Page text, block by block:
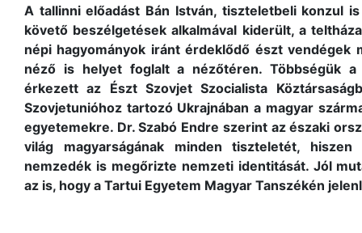
A tallinni előadást Bán István, tiszteletbeli konzul
követő beszélgetések alkalmával kiderült, a
népi hagyományok iránt érdeklődő észt vendégek
néző is helyet foglalt a nézőtéren. Többségük
érkezett az Észt Szovjet Szocialista
Szovjetunióhoz tartozó Ukrajnában a magyar
egyetemekre. Dr. Szabó Endre szerint az északi
világ magyarságának minden tiszteletét,
nemzedék is megőrizte nemzeti identitását. Jól
az is, hogy a Tartui Egyetem Magyar Tanszékén